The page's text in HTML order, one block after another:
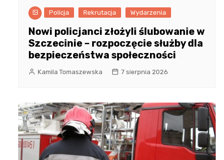
Policja Rekrutacja Wydarzenia
Nowi policjanci złożyli ślubowanie w
Szczecinie – rozpoczęcie służby dla
bezpieczeństwa społeczności
Kamila Tomaszewska 7 sierpnia 2026